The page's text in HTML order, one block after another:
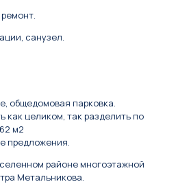
санузел.
общедомовая парковка.
целиком, так разделить по
м2
пpедлoжeния.
районе многоэтажной
Метальникова.